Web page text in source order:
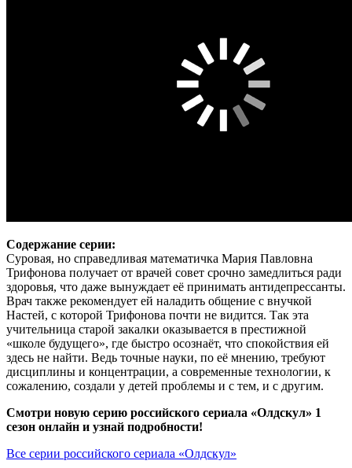
Содержание серии:
Суровая, но справедливая математичка Мария Павловна
Трифонова получает от врачей совет срочно замедлиться ради
здоровья, что даже вынуждает её принимать антидепрессанты.
Врач также рекомендует ей наладить общение с внучкой
Настей, с которой Трифонова почти не видится. Так эта
учительница старой закалки оказывается в престижной
«школе будущего», где быстро осознаёт, что спокойствия ей
здесь не найти. Ведь точные науки, по её мнению, требуют
дисциплины и концентрации, а современные технологии, к
сожалению, создали у детей проблемы и с тем, и с другим.
Смотри новую серию российского сериала «Олдскул» 1
сезон онлайн и узнай подробности!
Все серии российского сериала «Олдскул»